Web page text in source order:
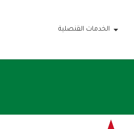
الخدمات القنصلية